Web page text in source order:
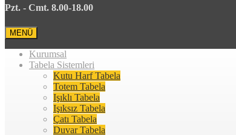
Pzt. - Cmt. 8.00-18.00
MENÜ
Kurumsal
Tabela Sistemleri
Kutu Harf Tabela
Totem Tabela
Işıklı Tabela
Işıksız Tabela
Çatı Tabela
Duvar Tabela